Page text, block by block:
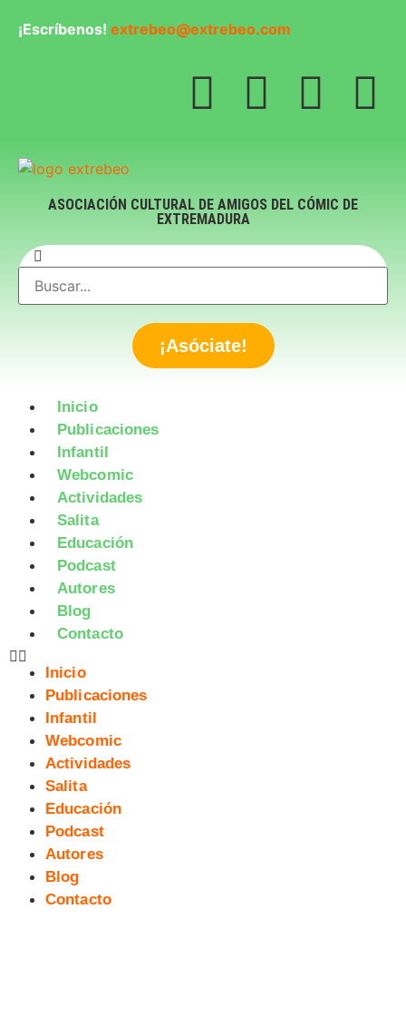
¡Escríbenos! extrebeo@extrebeo.com
ASOCIACIÓN CULTURAL DE AMIGOS DEL CÓMIC DE
EXTREMADURA
¡Asóciate!
Inicio
Publicaciones
Infantil
Webcomic
Actividades
Salita
Educación
Podcast
Autores
Blog
Contacto
Inicio
Publicaciones
Infantil
Webcomic
Actividades
Salita
Educación
Podcast
Autores
Blog
Contacto